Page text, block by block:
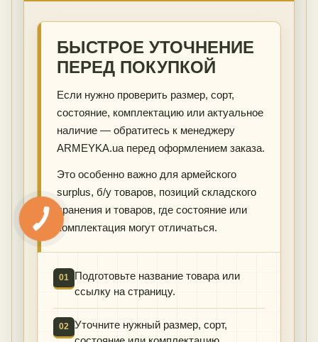
БЫСТРОЕ УТОЧНЕНИЕ
ПЕРЕД ПОКУПКОЙ
Если нужно проверить размер, сорт,
состояние, комплектацию или актуальное
наличие — обратитесь к менеджеру
ARMEYKA.ua перед оформлением заказа.
Это особенно важно для армейского
surplus, б/у товаров, позиций складского
хранения и товаров, где состояние или
комплектация могут отличаться.
01
Подготовьте название товара или
ссылку на страницу.
02 Уточните нужный размер, сорт,